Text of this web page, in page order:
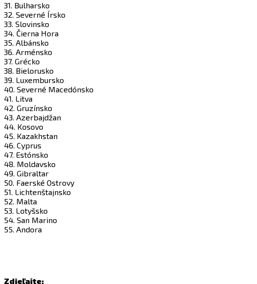
31. Bulharsko
32. Severné Írsko
33. Slovinsko
34. Čierna Hora
35. Albánsko
36. Arménsko
37. Grécko
38. Bielorusko
39. Luxembursko
40. Severné Macedónsko
41. Litva
42. Gruzínsko
43. Azerbajdžan
44. Kosovo
45. Kazakhstan
46. Cyprus
47. Estónsko
48. Moldavsko
49. Gibraltar
50. Faerské Ostrovy
51. Lichtenštajnsko
52. Malta
53. Lotyšsko
54. San Marino
55. Andora
Zdieľajte: